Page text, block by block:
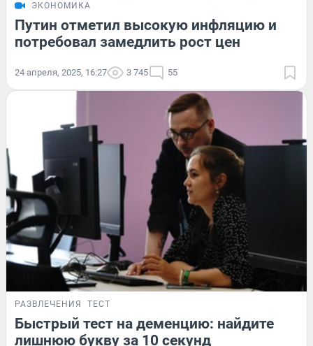
ЭКОНОМИКА
Путин отметил высокую инфляцию и
потребовал замедлить рост цен
24 апреля, 2025, 16:27 3 745 55
РАЗВЛЕЧЕНИЯ ТЕСТ
Быстрый тест на деменцию: найдите
лишнюю букву за 10 секунд